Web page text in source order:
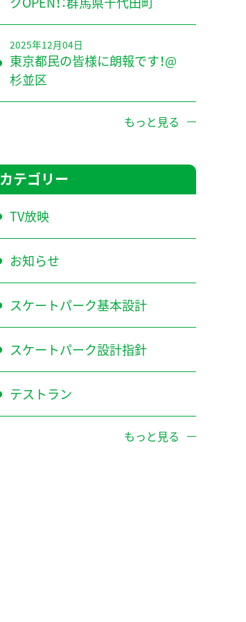
2025年12月04日
東京都民の皆様に朗報です！@
杉並区
もっと見る
カテゴリー
TV放映
お知らせ
スケートパーク基本設計
スケートパーク設計指針
テストラン
もっと見る